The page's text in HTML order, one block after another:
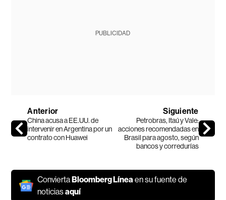
PUBLICIDAD
Anterior
China acusa a EE.UU. de
intervenir en Argentina por un
contrato con Huawei
Siguiente
Petrobras, Itaú y Vale:
acciones recomendadas en
Brasil para agosto, según
bancos y corredurías
ConviertaBloomberg Líneaen su fuente de
noticiasaquí